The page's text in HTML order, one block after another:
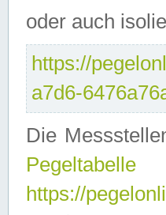
oder auch
https://
a7d6-
Die
Pegeltabelle
https://